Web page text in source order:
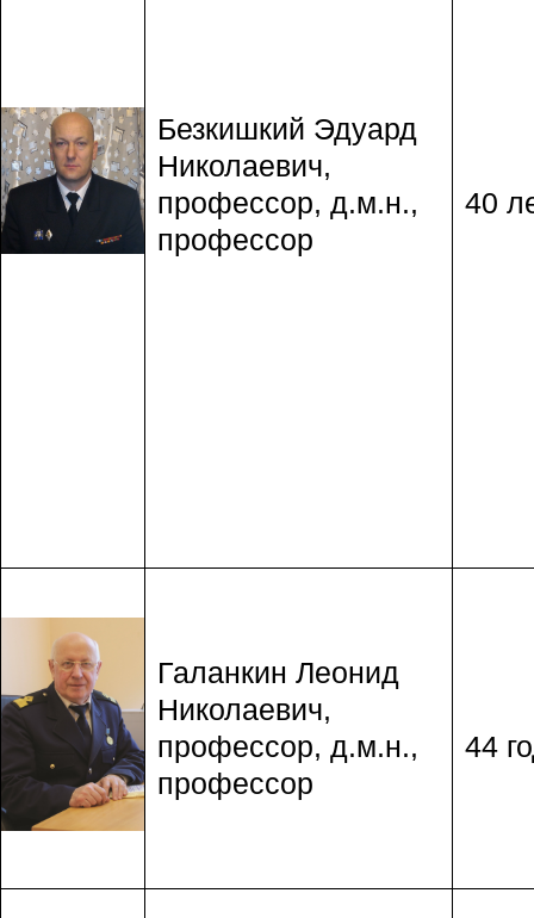
Безкишкий Эдуард
Николаевич,
профессор, д.м.н.,
профессор
40
Галанкин Леонид
Николаевич,
профессор, д.м.н.,
профессор
44